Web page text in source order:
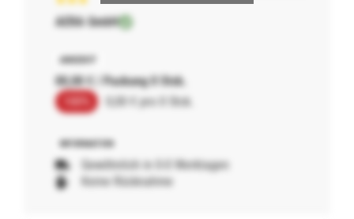
AERA GmbH
00,00 € / Packung 0 Stck.
0,00 € pro 0 Stck.
Gewöhnlich in 0-0 Werktagen
Keine Rücknahme